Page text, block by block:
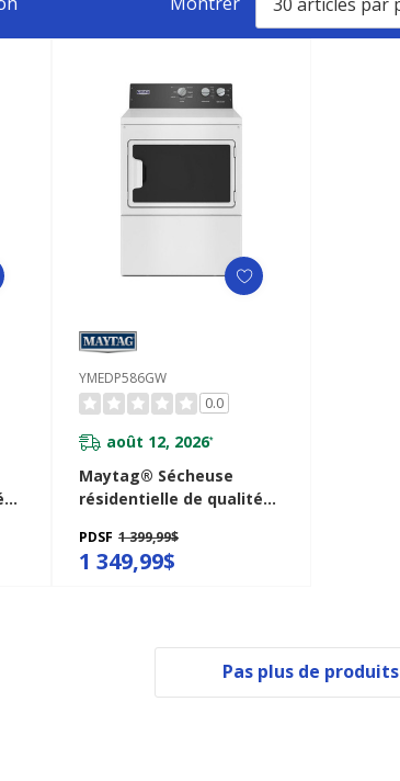
YMEDP586GW
0.0
août 12, 2026*
Maytag® Sécheuse
résidentielle de qualité
YMEDP586GW
PDSF 1 399,99$
1 349,99$
Pas plus de produits